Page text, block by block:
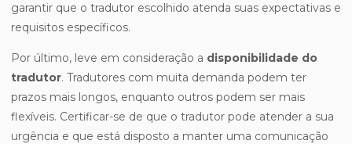
garantir que o tradutor escolhido atenda suas expectativas e
requisitos específicos.
Por último, leve em consideração a disponibilidade do
tradutor. Tradutores com muita demanda podem ter
prazos mais longos, enquanto outros podem ser mais
flexíveis. Certificar-se de que o tradutor pode atender a sua
urgência e que está disposto a manter uma comunicação